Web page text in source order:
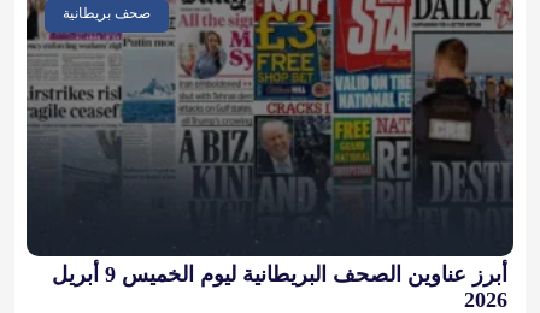
صحف بريطانية
أبرز عناوين الصحف البريطانية ليوم الخميس 9 أبريل
2026